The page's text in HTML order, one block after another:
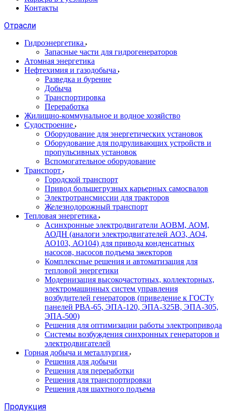
Контакты
Отрасли
Гидроэнергетика
Запасные части для гидрогенераторов
Атомная энергетика
Нефтехимия и газодобыча
Разведка и бурение
Добыча
Транспортировка
Переработка
Жилищно-коммунальное и водное хозяйство
Судостроение
Оборудование для энергетических установок
Оборудование для подруливающих устройств и
пропульсивных установок
Вспомогательное оборудование
Транспорт
Городской транспорт
Привод большегрузных карьерных самосвалов
Электротрансмиссии для тракторов
Железнодорожный транспорт
Тепловая энергетика
Асинхронные электродвигатели АОВМ, АОМ,
АОДН (аналоги электродвигателей АО3, АО4,
АО103, АО104) для привода конденсатных
насосов, насосов подъема эжекторов
Комплексные решения и автоматизация для
тепловой энергетики
Модернизация высокочастотных, коллекторных,
электромашинных систем управления
возбудителей генераторов (приведение к ГОСТу
панелей РВА-65, ЭПА-120, ЭПА-325В, ЭПА-305,
ЭПА-500)
Решения для оптимизации работы электропривода
Системы возбуждения синхронных генераторов и
электродвигателей
Горная добыча и металлургия
Решения для добычи
Решения для переработки
Решения для транспортировки
Решения для шахтного подъема
Продукция